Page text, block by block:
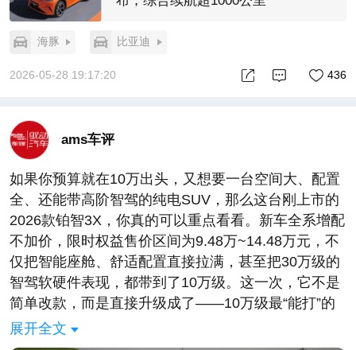
海豚 比亚迪
2026-05-28 19:17:20 436
ams车评
如果你预算就在10万出头，又想要一台空间大、配置
全、还能带高阶智驾的纯电SUV，那么这台刚上市的
2026款铂智3X，你真的可以重点看看。新车全系增配
不加价，限时权益售价区间为9.48万~14.48万元，不
仅把智能座舱、舒适配置直接拉满，甚至把30万级的
智驾软硬件表现，都带到了10万级。这一次，它不是
简单改款，而是直接升级成了——10万级最“能打”的
性价比选手。#2026款丰田铂智3X权益价9.48万起##
丰田铂智3X销量突破10万台
展开全文